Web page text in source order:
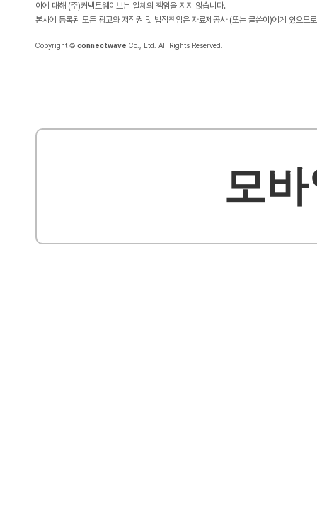
이에 대해 (주)커넥트웨이브는 일체의 책임을 지지 않습니다.
본사에 등록된 모든 광고와 저작권 및 법적책임은 자료제공사 (또는 글쓴이)에게 있으므
Copyright © connectwave Co., Ltd. All Rights Reserved.
모